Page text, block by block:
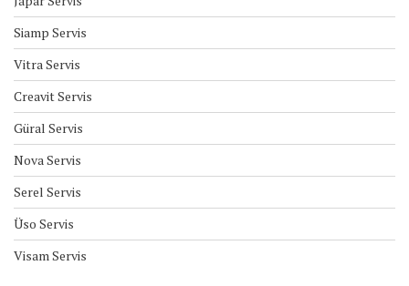
Siamp Servis
Vitra Servis
Creavit Servis
Güral Servis
Nova Servis
Serel Servis
Üso Servis
Visam Servis